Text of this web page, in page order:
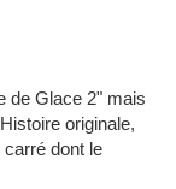
de Glace 2" mais
originale,
dont le